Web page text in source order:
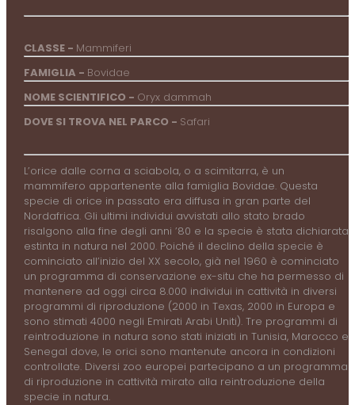
CLASSE - Mammiferi
FAMIGLIA - Bovidae
NOME SCIENTIFICO - Oryx dammah
DOVE SI TROVA NEL PARCO - Safari
L’orice dalle corna a sciabola, o a scimitarra, è un
mammifero appartenente alla famiglia Bovidae. Questa
specie di orice in passato era diffusa in gran parte del
Nordafrica. Gli ultimi individui avvistati allo stato brado
risalgono alla fine degli anni ’80 e la specie è stata dichiarata
estinta in natura nel 2000. Poiché il declino della specie è
cominciato all’inizio del XX secolo, già nel 1960 è cominciato
un programma di conservazione ex-situ che ha permesso di
mantenere ad oggi circa 8.000 individui in cattività in diversi
programmi di riproduzione (2000 in Texas, 2000 in Europa e
sono stimati 4000 negli Emirati Arabi Uniti). Tre programmi di
reintroduzione in natura sono stati iniziati in Tunisia, Marocco e
Senegal dove, le orici sono mantenute ancora in condizioni
controllate. Diversi zoo europei partecipano a un programma
di riproduzione in cattività mirato alla reintroduzione della
specie in natura.